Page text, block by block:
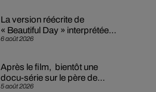
6 août 2026
La version réécrite de
« Beautiful Day » interprétée
lors des...
5 août 2026
Après le film, bientôt une
docu-série sur le père de
Michael Jackson